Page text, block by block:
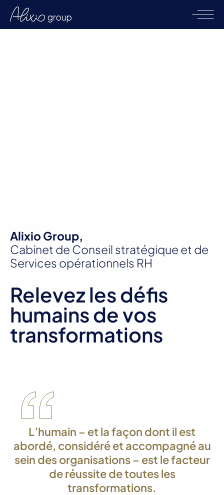
Alixio Group,
Cabinet de Conseil stratégique et de
Services opérationnels RH
Relevez les défis
humains de vos
transformations
L’humain – et la façon dont il est
abordé, considéré et accompagné au
sein des organisations – est le facteur
de réussite de toutes les
transformations.